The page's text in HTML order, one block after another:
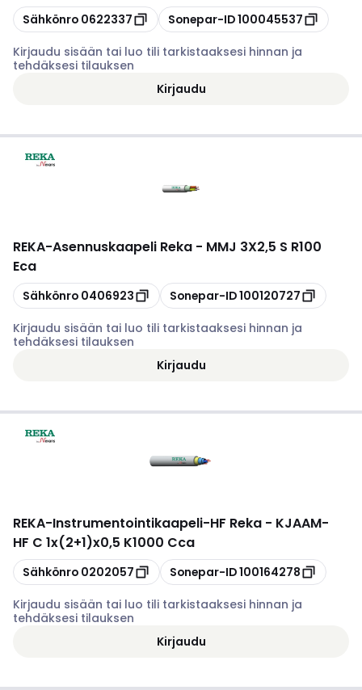
Kopioi
Sähkönro 0622337 Kopioi
Sonepar-ID100045537
Kirjaudu sisään tai luo tili tarkistaaksesi hinnan ja
tehdäksesi tilauksen
Kirjaudu
REKA-Asennuskaapeli Reka - MMJ 3X2,5 S R100
Eca
Kopioi
Sähkönro 0406923 Kopioi
Sonepar-ID100120727
Kirjaudu sisään tai luo tili tarkistaaksesi hinnan ja
tehdäksesi tilauksen
Kirjaudu
REKA-Instrumentointikaapeli-HF Reka - KJAAM-
HF C 1x(2+1)x0,5 K1000 Cca
Kopioi
Sähkönro 0202057 Kopioi
Sonepar-ID100164278
Kirjaudu sisään tai luo tili tarkistaaksesi hinnan ja
tehdäksesi tilauksen
Kirjaudu